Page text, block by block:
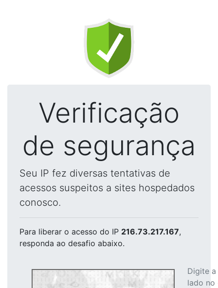
Verificação
de segurança
Seu IP fez diversas tentativas de
acessos suspeitos a sites hospedados
conosco.
Para liberar o acesso do IP 216.73.217.167,
responda ao desafio abaixo.
Digite
lado no